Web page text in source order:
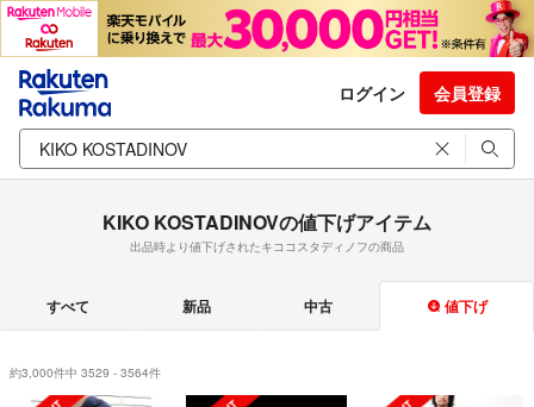
ログイン 会員登録
KIKO KOSTADINOVの値下げアイテム
出品時より値下げされたキココスタディノフの商品
すべて 新品 中古 値下げ
約3,000件中 3529 - 3564件